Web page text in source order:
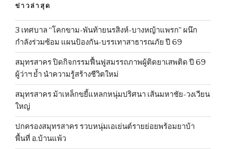
ข่าวล่าสุด
3 เทศบาล “โคกขาม-พันท้ายนรสิงห์-บางหญ้าแพรก” ผนึก
กำลังร่วมซ้อม แผนป้องกัน-บรรเทาสาธารณภัย ปี 69
สมุทรสาคร ปิดกิจกรรมฟื้นฟูสมรรถภาพผู้ติดยาเสพติด ปี 69
ผู้ว่าฯ ย้ำ นำความรู้สร้างชีวิตใหม่
สมุทรสาคร ม้าเหล็กขยี้แหลกหนุ่มปริศนา เส้นมหาชัย-วงเวียน
ใหญ่
ปกครองสมุทรสาคร รวบหนุ่มเอเย่นต์รายย่อยพร้อมยาบ้า
พื้นที่ อ.บ้านแพ้ว